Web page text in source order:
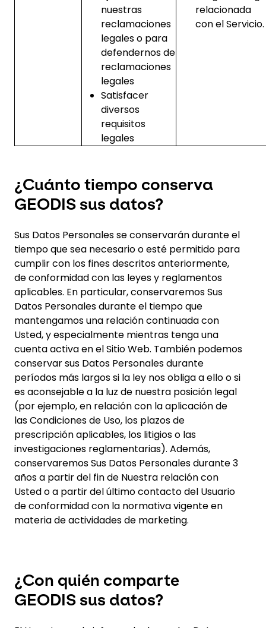
nuestras
reclamaciones
legales o para
defendernos de
reclamaciones
legales
Satisfacer
diversos
requisitos
legales
relacionada
con el Servicio.
¿Cuánto tiempo conserva
GEODIS sus datos?
Sus Datos Personales se conservarán durante el
tiempo que sea necesario o esté permitido para
cumplir con los fines descritos anteriormente,
de conformidad con las leyes y reglamentos
aplicables. En particular, conservaremos Sus
Datos Personales durante el tiempo que
mantengamos una relación continuada con
Usted, y especialmente mientras tenga una
cuenta activa en el Sitio Web. También podemos
conservar sus Datos Personales durante
períodos más largos si la ley nos obliga a ello o si
es aconsejable a la luz de nuestra posición legal
(por ejemplo, en relación con la aplicación de
las Condiciones de Uso, los plazos de
prescripción aplicables, los litigios o las
investigaciones reglamentarias). Además,
conservaremos Sus Datos Personales durante 3
años a partir del fin de Nuestra relación con
Usted o a partir del último contacto del Usuario
de conformidad con la normativa vigente en
materia de actividades de marketing.
¿Con quién comparte
GEODIS sus datos?